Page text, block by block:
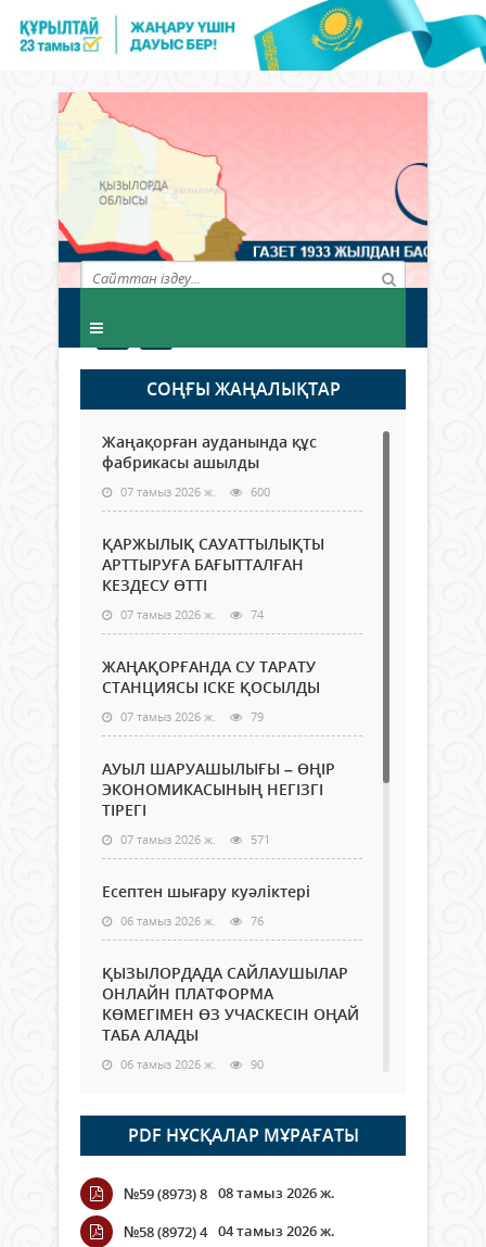
СОҢҒЫ ЖАҢАЛЫҚТАР
Жаңақорған ауданында құс
фабрикасы ашылды
07 тамыз 2026 ж. 600
ҚАРЖЫЛЫҚ САУАТТЫЛЫҚТЫ
АРТТЫРУҒА БАҒЫТТАЛҒАН
КЕЗДЕСУ ӨТТІ
07 тамыз 2026 ж. 74
ЖАҢАҚОРҒАНДА СУ ТАРАТУ
СТАНЦИЯСЫ ІСКЕ ҚОСЫЛДЫ
07 тамыз 2026 ж. 79
АУЫЛ ШАРУАШЫЛЫҒЫ – ӨҢІР
ЭКОНОМИКАСЫНЫҢ НЕГІЗГІ
ТІРЕГІ
07 тамыз 2026 ж. 571
Есептен шығару куәліктері
06 тамыз 2026 ж. 76
ҚЫЗЫЛОРДАДА САЙЛАУШЫЛАР
ОНЛАЙН ПЛАТФОРМА
КӨМЕГІМЕН ӨЗ УЧАСКЕСІН ОҢАЙ
ТАБА АЛАДЫ
06 тамыз 2026 ж. 90
Open Air: Қызылорда облысы
полиция департаменті 20
мыңнан астам көрерменнің
қауіпсіздігін қамтамасыз етті
06 тамыз 2026 ж.
PDF НҰСҚАЛАР МҰРАҒАТЫ
№59 (8973) 8 08 тамыз 2026 ж.
№58 (8972) 4 04 тамыз 2026 ж.